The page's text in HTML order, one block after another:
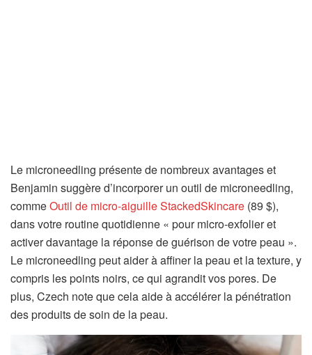
Le microneedling présente de nombreux avantages et
Benjamin suggère d’incorporer un outil de microneedling,
commeOutil de micro-aiguille StackedSkincare (89 $),
dans votre routine quotidienne « pour micro-exfolier et
activer davantage la réponse de guérison de votre peau ».
Le microneedling peut aider à affiner la peau et la texture, y
compris les points noirs, ce qui agrandit vos pores. De
plus, Czech note que cela aide à accélérer la pénétration
des produits de soin de la peau.